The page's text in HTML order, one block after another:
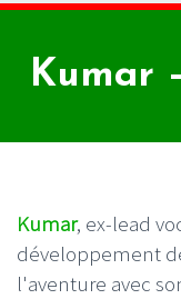
Kumar
Kumar, ex-lead
développement
l'aventure avec